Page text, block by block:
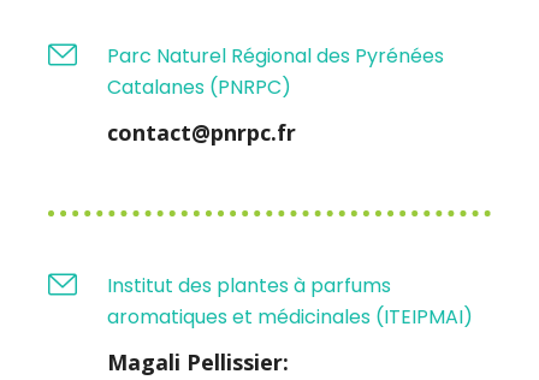
Parc Naturel Régional des Pyrénées
Catalanes (PNRPC)
contact@pnrpc.fr
Institut des plantes à parfums
aromatiques et médicinales (ITEIPMAI)
Magali Pellissier: